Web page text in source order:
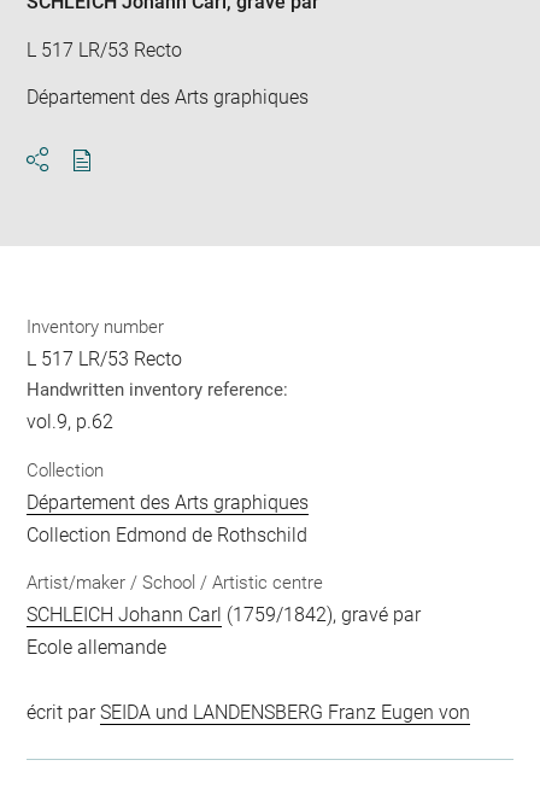
L 517 LR/53 Recto
Département des Arts graphiques
Inventory number
L 517 LR/53 Recto
Handwritten inventory reference:
vol.9, p.62
Collection
Département des Arts graphiques
Collection Edmond de Rothschild
Artist/maker / School / Artistic centre
SCHLEICH Johann Carl (1759/1842), gravé par
Ecole allemande
écrit parSEIDA und LANDENSBERG Franz Eugen von